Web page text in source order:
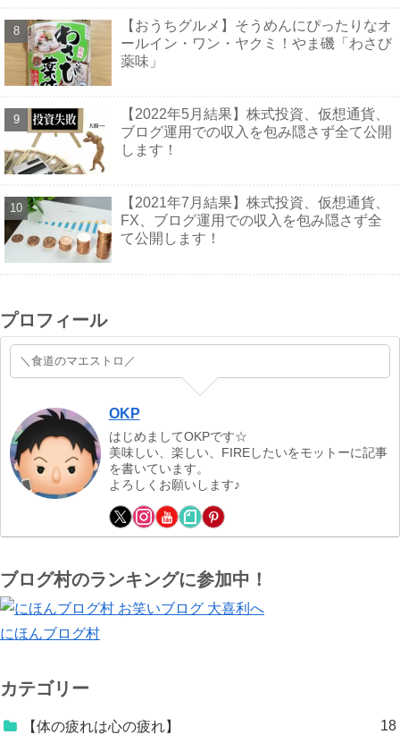
【おうちグルメ】そうめんにぴったりなオ
ールイン・ワン・ヤクミ！やま磯「わさび
薬味」
【2022年5月結果】株式投資、仮想通貨、
ブログ運用での収入を包み隠さず全て公開
します！
【2021年7月結果】株式投資、仮想通貨、
FX、ブログ運用での収入を包み隠さず全
て公開します！
プロフィール
＼食道のマエストロ／
OKP
はじめましてOKPです☆
美味しい、楽しい、FIREしたいをモットーに記事
を書いています。
よろしくお願いします♪
ブログ村のランキングに参加中！
にほんブログ村
カテゴリー
【体の疲れは心の疲れ】 18